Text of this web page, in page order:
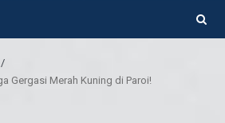
Gergasi Merah Kuning di Paroi!